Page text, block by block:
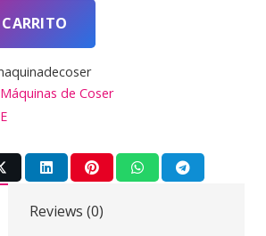
Máquinas de Coser
Reviews (0)